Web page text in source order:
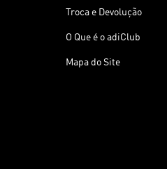
Troca e Devolução
O Que é o adiClub
Mapa do Site